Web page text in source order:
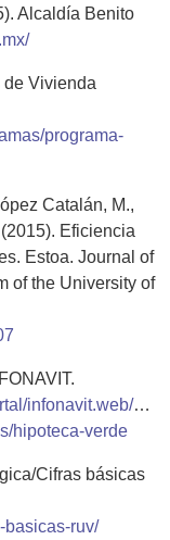
Alcaldía Benito
de Vivienda
programa-
Catalán, M.,
Eficiencia
Estoa. Journal of
of the University of
infonavit.web/
hipoteca-verde
Cifras básicas
basicas-ruv/